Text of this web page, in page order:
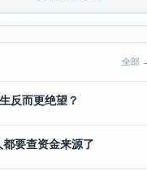
全部
反而更绝望？
要查资金来源了